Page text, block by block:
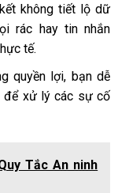
không tiết lộ dữ
rác hay tin nhắn
tế.
quyền lợi, bạn dễ
để xử lý các sự cố
Tắc An ninh